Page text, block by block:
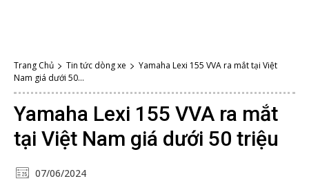
Trang Chủ Tin tức dòng xe
Yamaha Lexi 155 VVA ra mắt tại Việt
Nam giá dưới 50...
Yamaha Lexi 155 VVA ra mắt
tại Việt Nam giá dưới 50 triệu
07/06/2024